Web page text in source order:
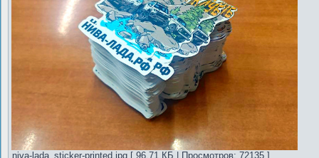
niva-lada_sticker-printed.jpg [ 96.71 КБ | Просмотров: 72135 ]